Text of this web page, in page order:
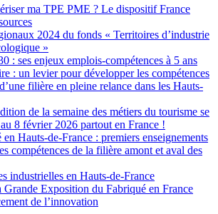
ma TPE PME ? Le dispositif France
2024 du fonds « Territoires d’industrie
»
: ses enjeux emplois-compétences à 5 ans
: un levier pour développer les compétences
filière en pleine relance dans les Hauts-
de la semaine des métiers du tourisme se
8 février 2026 partout en France !
Hauts-de-France : premiers enseignements
compétences de la filière amont et aval des
industrielles en Hauts-de-France
Grande Exposition du Fabriqué en France
de l’innovation